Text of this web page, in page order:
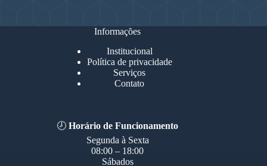
Informações
Institucional
Política de privacidade
Serviços
Contato
🕗Horário de Funcionamento
Segunda à Sexta
08:00 – 18:00
Sábados